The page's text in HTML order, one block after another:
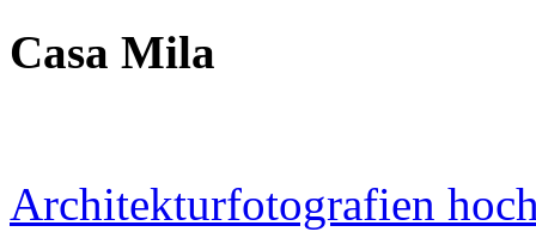
Casa Mila
Architekturfotografien